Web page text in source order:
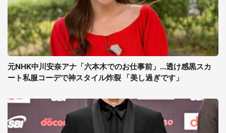
元NHK中川安奈アナ「六本木でのお仕事前」...透け感黒スカ
ート私服コーデで神スタイル炸裂 「美し過ぎです」